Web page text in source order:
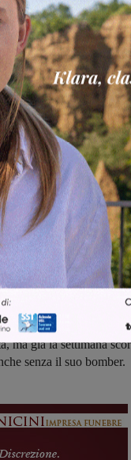
anche al costo di
suggerisce la
ricerca di punti per
anche della
in sfide altrettanto
del Signa,
per la salvezza
vogliono il sesto
fino agli ultimi 90
dai risultati della
che restano.
l’aggravante che i
ma con il vantaggio
giornata che
battere
al Brilli Peri,
non ci sarà
ma già la settimana
senza il suo bomber.